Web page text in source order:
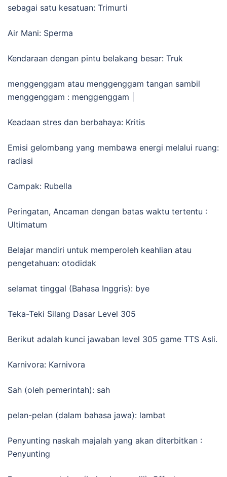
sebagai satu kesatuan: Trimurti
Air Mani: Sperma
Kendaraan dengan pintu belakang besar: Truk
menggenggam atau menggenggam tangan sambil
menggenggam : menggenggam |
Keadaan stres dan berbahaya: Kritis
Emisi gelombang yang membawa energi melalui ruang:
radiasi
Campak: Rubella
Peringatan, Ancaman dengan batas waktu tertentu :
Ultimatum
Belajar mandiri untuk memperoleh keahlian atau
pengetahuan: otodidak
selamat tinggal (Bahasa Inggris): bye
Teka-Teki Silang Dasar Level 305
Berikut adalah kunci jawaban level 305 game TTS Asli.
Karnivora: Karnivora
Sah (oleh pemerintah): sah
pelan-pelan (dalam bahasa jawa): lambat
Penyunting naskah majalah yang akan diterbitkan :
Penyunting